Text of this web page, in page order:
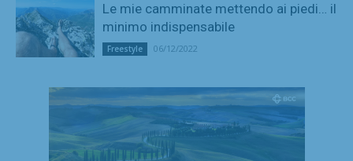
Le mie camminate mettendo ai piedi… il
minimo indispensabile
Freestyle 06/12/2022